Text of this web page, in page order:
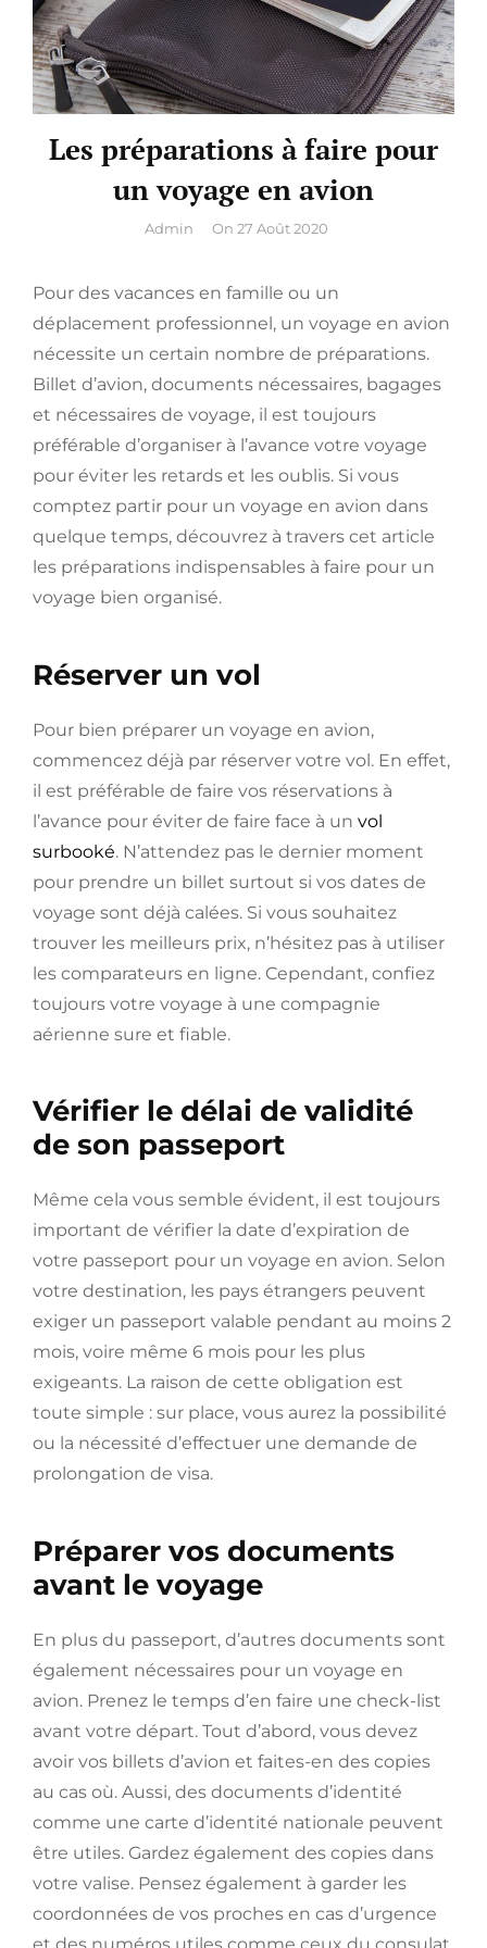
Les préparations à faire pour
un voyage en avion
By
Admin On 27 Août 2020
Pour des vacances en famille ou un
déplacement professionnel, un voyage en avion
nécessite un certain nombre de préparations.
Billet d’avion, documents nécessaires, bagages
et nécessaires de voyage, il est toujours
préférable d’organiser à l’avance votre voyage
pour éviter les retards et les oublis. Si vous
comptez partir pour un voyage en avion dans
quelque temps, découvrez à travers cet article
les préparations indispensables à faire pour un
voyage bien organisé.
Réserver un vol
Pour bien préparer un voyage en avion,
commencez déjà par réserver votre vol. En effet,
il est préférable de faire vos réservations à
l’avance pour éviter de faire face à un vol
surbooké. N’attendez pas le dernier moment
pour prendre un billet surtout si vos dates de
voyage sont déjà calées. Si vous souhaitez
trouver les meilleurs prix, n’hésitez pas à utiliser
les comparateurs en ligne. Cependant, confiez
toujours votre voyage à une compagnie
aérienne sure et fiable.
Vérifier le délai de validité
de son passeport
Même cela vous semble évident, il est toujours
important de vérifier la date d’expiration de
votre passeport pour un voyage en avion. Selon
votre destination, les pays étrangers peuvent
exiger un passeport valable pendant au moins 2
mois, voire même 6 mois pour les plus
exigeants. La raison de cette obligation est
toute simple : sur place, vous aurez la possibilité
ou la nécessité d’effectuer une demande de
prolongation de visa.
Préparer vos documents
avant le voyage
En plus du passeport, d’autres documents sont
également nécessaires pour un voyage en
avion. Prenez le temps d’en faire une check-list
avant votre départ. Tout d’abord, vous devez
avoir vos billets d’avion et faites-en des copies
au cas où. Aussi, des documents d’identité
comme une carte d’identité nationale peuvent
être utiles. Gardez également des copies dans
votre valise. Pensez également à garder les
coordonnées de vos proches en cas d’urgence
et des numéros utiles comme ceux du consulat,